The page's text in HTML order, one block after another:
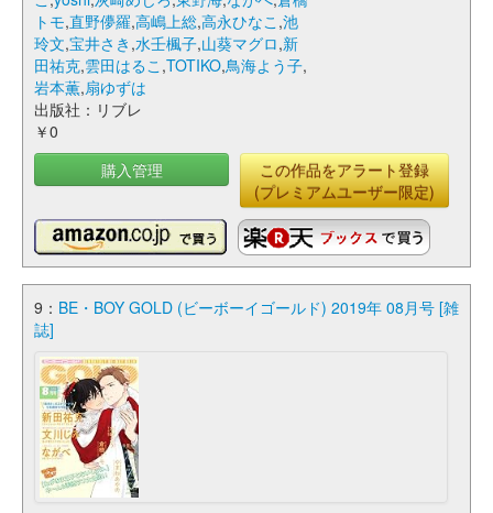
トモ,直野儚羅,高嶋上総,高永ひなこ ,池
玲文,宝井さき ,水壬楓子,山葵マグロ,新
田祐克,雲田はるこ ,TOTIKO,鳥海よう子,
岩本薫,扇ゆずは
出版社：リブレ
￥0
購入管理
この作品をアラート登録
(プレミアムユーザー限定)
9： BE・BOY GOLD (ビーボーイゴールド) 2019年 08月号 [雑
誌]